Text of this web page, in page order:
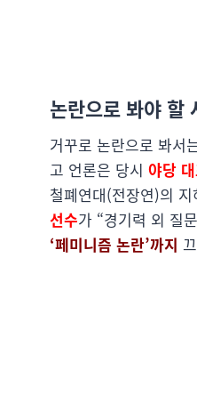
논란으로 봐야 할
거꾸로 논란으로 봐서
고 언론은 당시 야당
철폐연대(전장연)의
선수가 “경기력 외 질
‘페미니즘 논란’까지